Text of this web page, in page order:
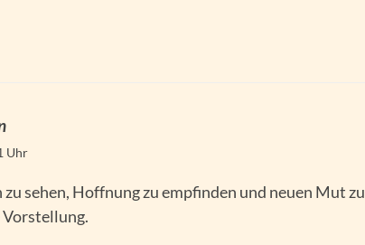
Uhr
sehen, Hoffnung zu empfinden und neuen Mut zu
Vorstellung.